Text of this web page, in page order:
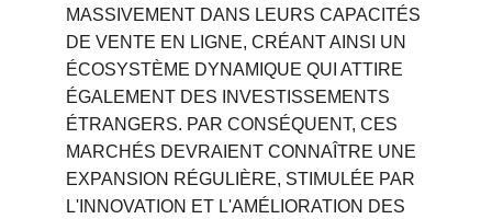
MASSIVEMENT DANS LEURS CAPACITÉS
DE VENTE EN LIGNE, CRÉANT AINSI UN
ÉCOSYSTÈME DYNAMIQUE QUI ATTIRE
ÉGALEMENT DES INVESTISSEMENTS
ÉTRANGERS. PAR CONSÉQUENT, CES
MARCHÉS DEVRAIENT CONNAÎTRE UNE
EXPANSION RÉGULIÈRE, STIMULÉE PAR
L'INNOVATION ET L'AMÉLIORATION DES